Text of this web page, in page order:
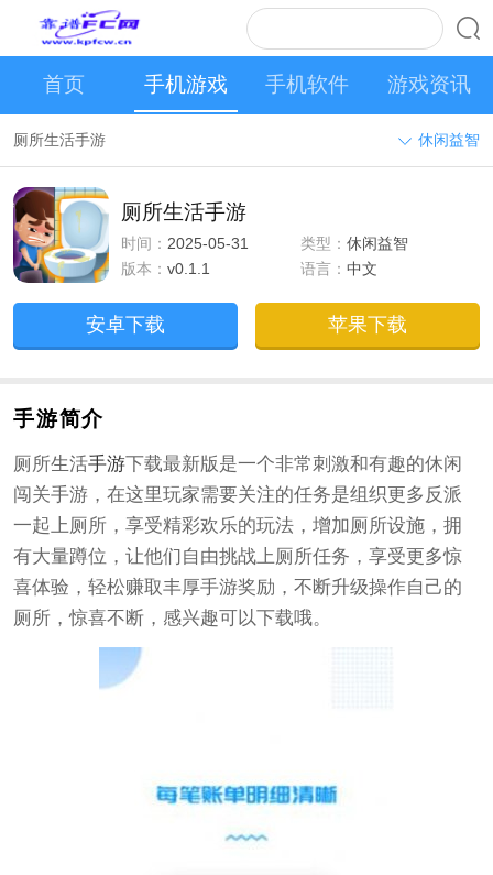
首页 手机游戏 手机软件 游戏资讯
厕所生活手游 休闲益智
厕所生活手游
时间： 2025-05-31 类型：休闲益智
版本：v0.1.1 语言：中文
安卓下载 苹果下载
手游简介
厕所生活手游下载最新版是一个非常刺激和有趣的休闲
闯关手游，在这里玩家需要关注的任务是组织更多反派
一起上厕所，享受精彩欢乐的玩法，增加厕所设施，拥
有大量蹲位，让他们自由挑战上厕所任务，享受更多惊
喜体验，轻松赚取丰厚手游奖励，不断升级操作自己的
厕所，惊喜不断，感兴趣可以下载哦。